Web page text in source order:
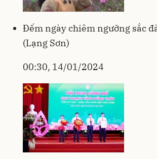
Đếm ngày chiêm ngưỡng sắc
(Lạng Sơn)
00:30, 14/01/2024